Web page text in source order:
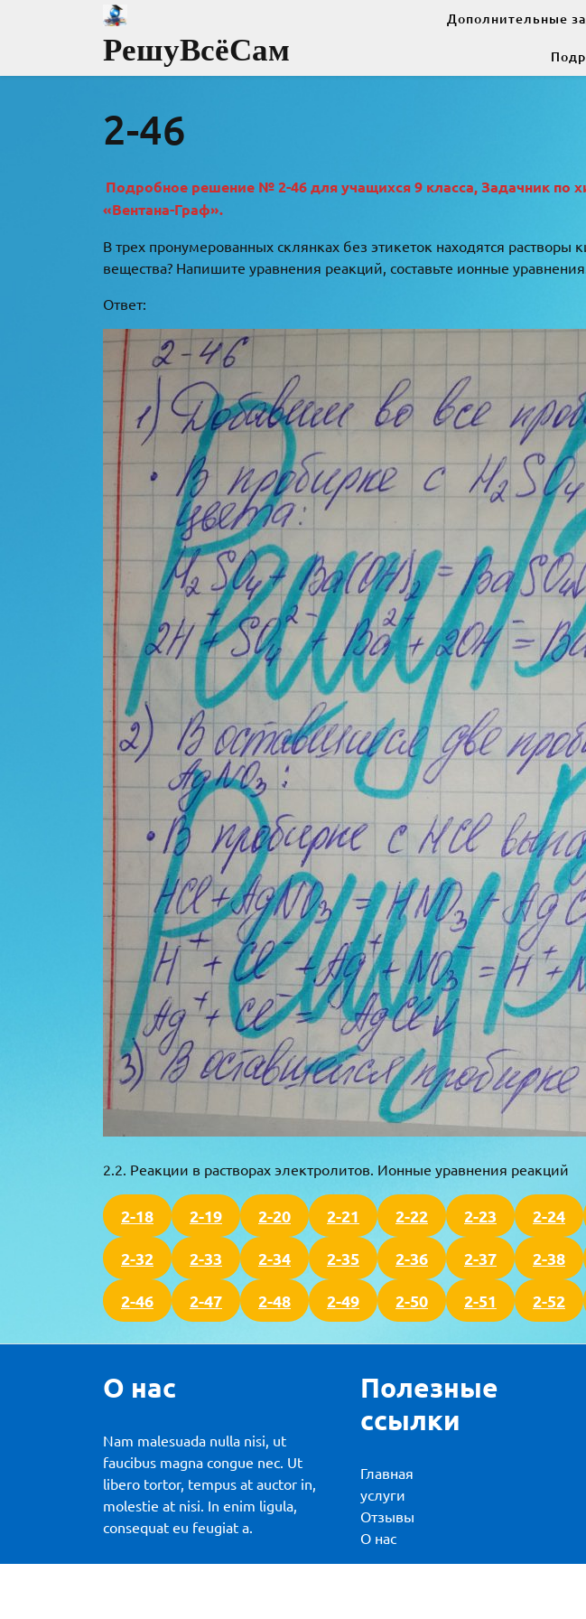
РешуВсёСам
Дополнительные
2-46
Подробное решение № 2-46 для учащихся 9 класса, Задачник по
«Вентана-Граф».
В трех пронумерованных склянках без этикеток находятся
вещества? Напишите уравнения реакций, составьте ионные
Ответ:
2.2. Реакции в растворах электролитов. Ионные уравнения реакций
2-18 2-19 2-20 2-21 2-22 2-23 2-24
2-32 2-33 2-34 2-35 2-36 2-37 2-38
2-46 2-47 2-48 2-49 2-50 2-51 2-52
О нас
Nam malesuada nulla nisi, ut
faucibus magna congue nec. Ut
libero tortor, tempus at auctor in,
molestie at nisi. In enim ligula,
consequat eu feugiat a.
Полезные
ссылки
Главная
услуги
Отзывы
О нас